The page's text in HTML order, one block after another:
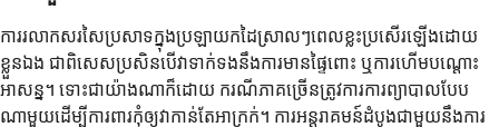
ការរលាកសរសៃប្រសាទក្នុងប្រឡាយកដៃស្រាលៗពេលខ្លះប្រសើរឡើងដោយ
ខ្លួនឯង ជាពិសេសប្រសិនបើវាទាក់ទងនឹងការមានផ្ទៃពោះ ឬការហើមបណ្តោះ
អាសន្ន។ ទោះជាយ៉ាងណាក៏ដោយ ករណីភាគច្រើនត្រូវការការព្យាបាលបែប
ណាមួយដើម្បីការពារកុំឲ្យវាកាន់តែអាក្រក់។ ការអន្តរាគមន៍ដំបូងជាមួយនឹងការ